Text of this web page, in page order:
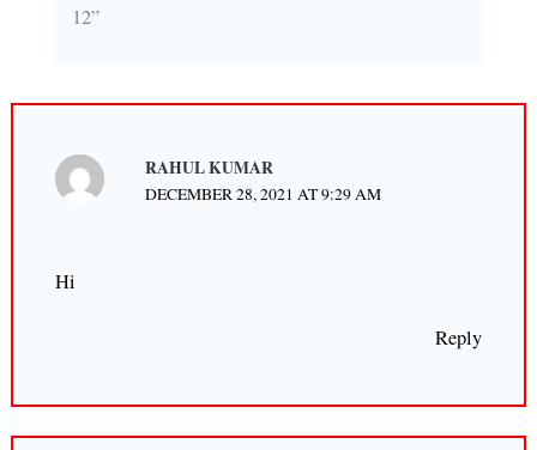
12”
RAHUL KUMAR
DECEMBER 28, 2021 AT 9:29 AM
Hi
Reply